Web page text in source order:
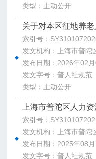
类型：主动公开
索引号：
发文机构：上海市普陀
发布日期：2026年02月
发文字号：普人社规范
类型：主动公开
索引号：
发文机构：上海市普陀
发布日期：2025年08月
发文字号：普人社规范